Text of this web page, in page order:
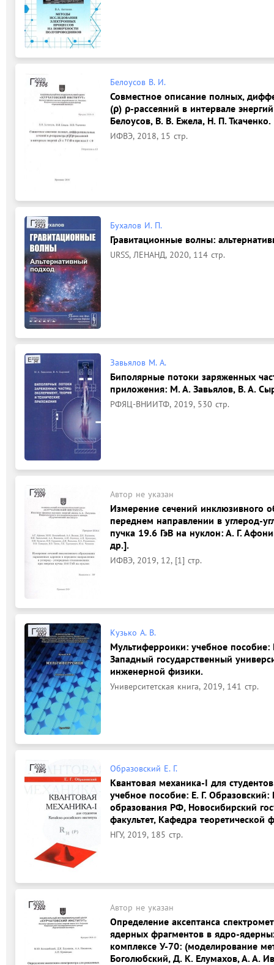
Белоусов В. И.
Совместное описание полных,
(ρ) ρ-рассеяний в интервале
Белоусов, В. В. Ежела, Н. П. Ткаченко.
ИФВЭ, 2018, 15 стр.
Бухалов И. П.
Гравитационные волны:
URSS, ЛЕНАНД, 2020, 114 стр.
Завьялов М. А.
Биполярные потоки заряженных
приложения: М. А. Завьялов, В. А.
РФЯЦ-ВНИИТФ, 2019, 530 стр.
Автор не указан
Измерение сечений инклюзивного
переднем направлении в углерод-
пучка 19.6 ГэВ на нуклон: А. Г.
др.].
ИФВЭ, 2019, 12, [1] стр.
Кузько А. В.
Мультиферроики: учебное
Западный государственный
инженерной физики.
Университетская книга, 2019, 141 стр.
Образовский Е. Г.
Квантовая механика-I для
учебное пособие: Е. Г.
образования РФ, Новосибирский
факультет, Кафедра теоретической
НГУ, 2019, 185 стр.
Автор не указан
Определение аксептанса
ядерных фрагментов в ядро-
комплексе У-70: (моделирование
Боголюбский, Д. К. Елумахов, А. А.